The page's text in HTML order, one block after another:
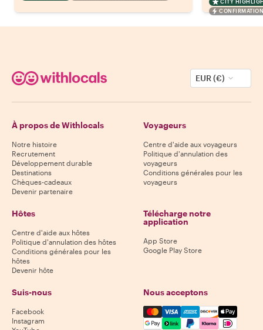
CITY
EUR (€)
À propos de Withlocals
Notre histoire
Recrutement
Développement durable
Destinations
Chèques-cadeaux
Devenir partenaire
Voyageurs
Centre d'aide aux voyageurs
Politique d'annulation des
voyageurs
Conditions générales pour les
voyageurs
Hôtes
Centre d'aide aux hôtes
Politique d'annulation des hôtes
Conditions générales pour les
hôtes
Devenir hôte
Télécharge notre
application
App Store
Google Play Store
Suis-nous
Facebook
Instagram
Nous acceptons
Mastercard, Visa, Amex,